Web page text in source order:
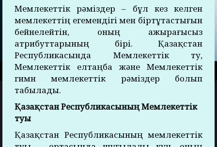
Мемлекеттік рәміздер – бұл кез келген
мемлекеттің егемендігі мен біртұтастығын
бейнелейтін, оның ажырағысыз
атрибуттарының бірі. Қазақстан
Республикасында Мемлекеттік ту,
Мемлекеттік елтаңба және Мемлекеттік
гимн мемлекеттік рәміздер болып
табылады.
Қазақстан Республикасының Мемлекеттік
туы
Қазақстан Республикасының мемлекеттік